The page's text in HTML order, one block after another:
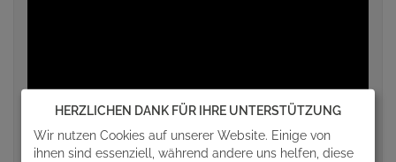
HERZLICHEN DANK FÜR IHRE UNTERSTÜTZUNG
Wir nutzen Cookies auf unserer Website. Einige von
ihnen sind essenziell, während andere uns helfen, diese